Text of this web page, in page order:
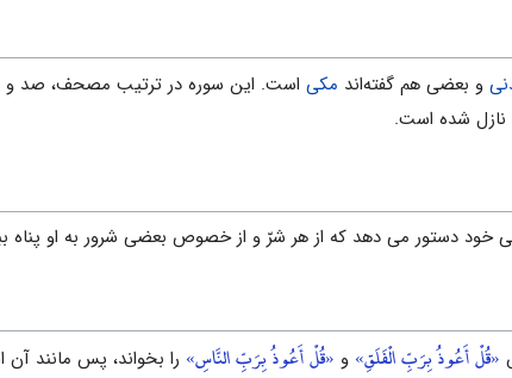
و بعضى هم گفته‌اند مکی است. این سوره در ترتیب مصحف، صد و
نازل شده است.
خود دستور می دهد که از هر شرّ و از خصوص بعضى شرور به او پناه
«قُلْ أَعُوذُ بِرَبِّ الْفَلَقِ» و «قُلْ أَعُوذُ بِرَبِّ النَّاسِ» را بخواند، پس مانند آن